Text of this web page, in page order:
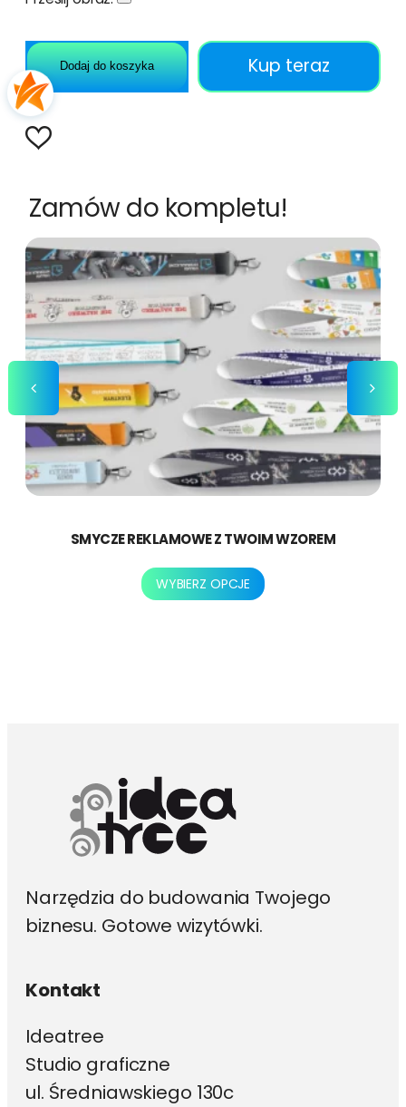
Dodaj do koszyka Kup teraz
Zamów do kompletu!
SMYCZE REKLAMOWE Z TWOIM WZOREM
WYBIERZ OPCJE
Ten
Narzędzia do budowania Twojego
biznesu. Gotowe wizytówki.
Kontakt
Ideatree
Studio graficzne
ul. Średniawskiego 130c